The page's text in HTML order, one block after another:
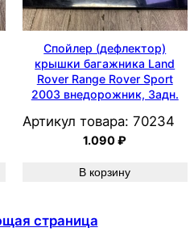
Спойлер (дефлектор)
крышки багажника Land
Rover Range Rover Sport
2003 внедорожник, Задн.
Артикул товара: 70234
1.090₽
В корзину
страница